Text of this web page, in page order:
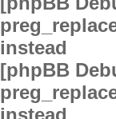
instead
[phpBB
instead